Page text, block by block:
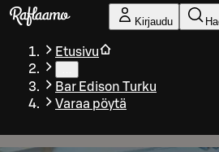
Siirry pääsisältöön
Kirjaudu
Etusivu
Bar Edison Turku
Varaa pöytä